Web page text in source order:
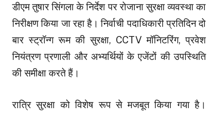
डीएम तुषार सिंगला के निर्देश पर रोजाना सुरक्षा व्यवस्था का
निरीक्षण किया जा रहा है। निर्वाची पदाधिकारी प्रतिदिन दो
बार स्ट्रॉन्ग रूम की सुरक्षा, CCTV मॉनिटरिंग, प्रवेश
नियंत्रण प्रणाली और अभ्यर्थियों के एजेंटों की उपस्थिति
की समीक्षा करते हैं।
रात्रि सुरक्षा को विशेष रूप से मजबूत किया गया है।